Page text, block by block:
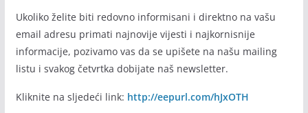
Ukoliko želite biti redovno informisani i direktno na vašu
email adresu primati najnovije vijesti i najkornisnije
informacije, pozivamo vas da se upišete na našu mailing
listu i svakog četvrtka dobijate naš newsletter.
Kliknite na sljedeći link: http://eepurl.com/hJxOTH